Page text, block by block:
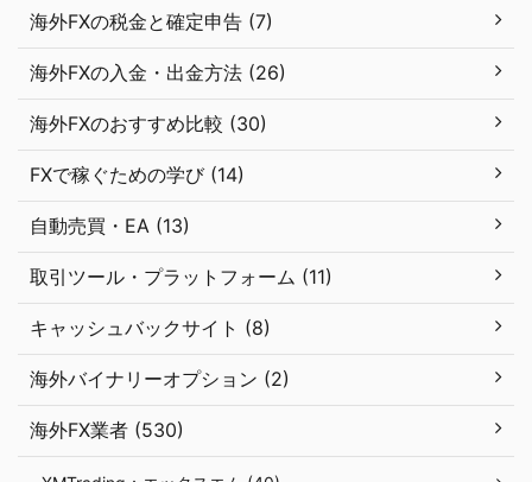
海外FXの税金と確定申告 (7)
海外FXの入金・出金方法 (26)
海外FXのおすすめ比較 (30)
FXで稼ぐための学び (14)
自動売買・EA (13)
取引ツール・プラットフォーム (11)
キャッシュバックサイト (8)
海外バイナリーオプション (2)
海外FX業者 (530)